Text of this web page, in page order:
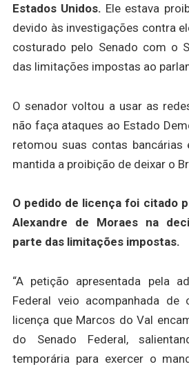
Estados Unidos. Ele estava
devido às investigações contra
costurado pelo Senado com o
das limitações impostas ao
O senador voltou a usar as
não faça ataques ao Estado
retomou suas contas bancárias
mantida a proibição de deixar o
O pedido de licença foi citado
Alexandre de Moraes na
parte das limitações impostas.
“A petição apresentada pela
Federal veio acompanhada
licença que Marcos do Val
do Senado Federal,
temporária para exercer o